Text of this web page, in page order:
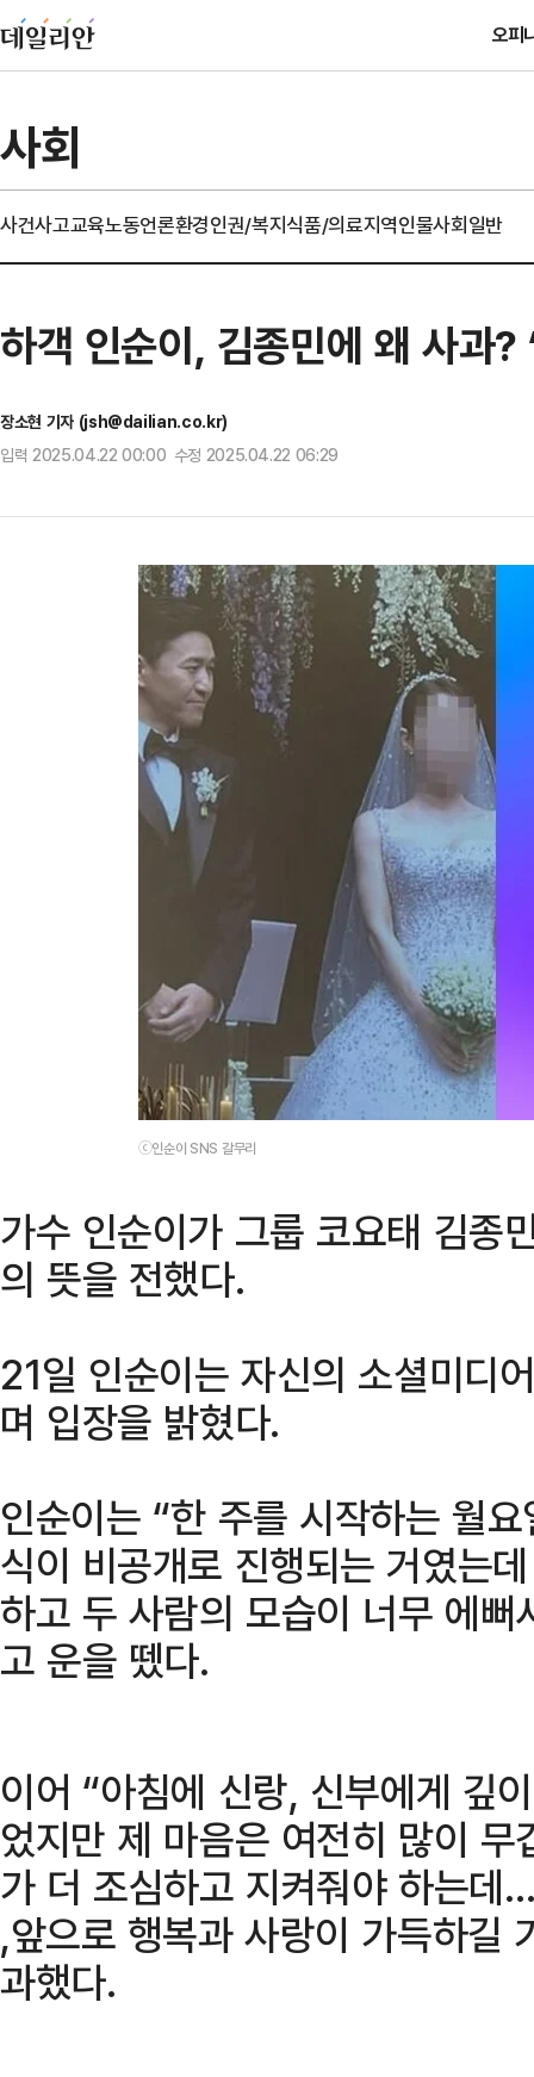
오피
사회
사건사고교육노동언론환경인권/복지식품/의료지역인물사회일반
하객 인순이, 김종민에 왜 사과
장소현 기자 (jsh@dailian.co.kr)
입력 2025.04.22 00:00 수정 2025.04.22 06:29
ⓒ인순이 SNS 갈무리
가수 인순이가 그룹 코요태 김종
의 뜻을 전했다.
21일 인순이는 자신의 소셜미디
며 입장을 밝혔다.
인순이는 “한 주를 시작하는 월
식이 비공개로 진행되는 거였는
하고 두 사람의 모습이 너무 에
고 운을 뗐다.
이어 “아침에 신랑, 신부에게 깊
었지만 제 마음은 여전히 많이
가 더 조심하고 지켜줘야 하는데
,앞으로 행복과 사랑이 가득하길
과했다.